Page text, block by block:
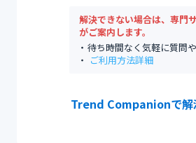
解決できない場合は、専門
がご案内します。
待ち時間なく気軽に質問
ご利用方法詳細
Trend Companionで解